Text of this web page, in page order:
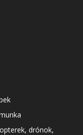
drónok,